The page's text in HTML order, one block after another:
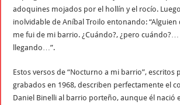
adoquines mojados por el hollín y el rocío.
inolvidable de Aníbal Troilo entonando: “Alguien
me fui de mi barrio. ¿Cuándo?, ¿pero
llegando…”.
Estos versos de “Nocturno a mi barrio”, escritos
grabados en 1968, describen perfectamente el
Daniel Binelli al barrio porteño, aunque él nació